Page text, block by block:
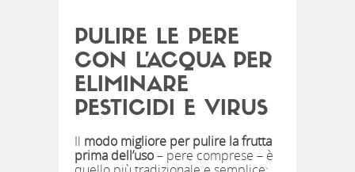
PULIRE LE PERE
CON L’ACQUA PER
ELIMINARE
PESTICIDI E VIRUS
Il modo migliore per pulire la frutta
prima dell’uso– pere comprese – è